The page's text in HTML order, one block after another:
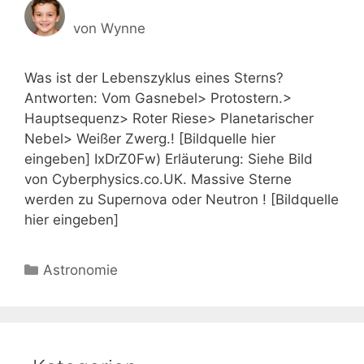
von Wynne
Was ist der Lebenszyklus eines Sterns?
Antworten: Vom Gasnebel> Protostern.>
Hauptsequenz> Roter Riese> Planetarischer
Nebel> Weißer Zwerg.! [Bildquelle hier
eingeben] IxDrZ0Fw) Erläuterung: Siehe Bild
von Cyberphysics.co.UK. Massive Sterne
werden zu Supernova oder Neutron ! [Bildquelle
hier eingeben]
Kategorien
Astronomie